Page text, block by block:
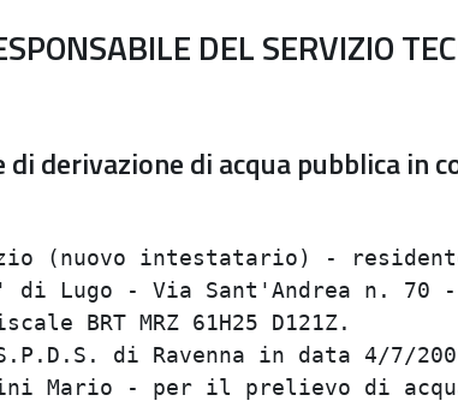
DEL SERVIZIO
di derivazione di acqua pubblica in
(nuovo intestatario) -
di Lugo - Via
fiscale BRT
al S.P.D.S. di Ravenna in
Mario - per il